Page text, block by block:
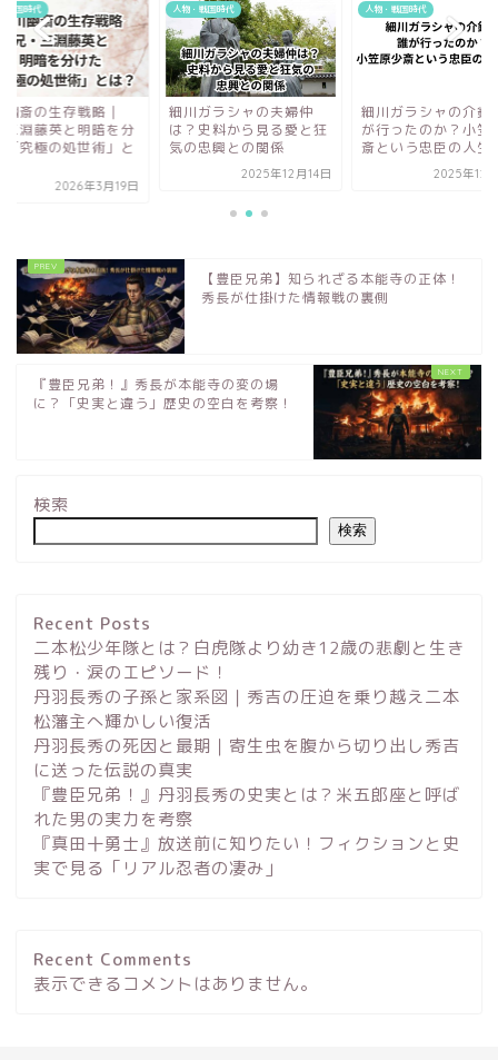
戦国時代
斎の生存戦略｜
三淵藤英と明暗を分
「究極の処世術」と
2026年3月19日
人物・戦国時代
細川ガラシャの夫婦仲
は？史料から見る愛と狂
気の忠興との関係
2025年12月14日
人物・戦国時代
細川ガラシャの介錯
が行ったのか？小笠
斎という忠臣の人生
2025年12
【豊臣兄弟】知られざる本能寺の正体！
秀長が仕掛けた情報戦の裏側
『豊臣兄弟！』秀長が本能寺の変の場
に？「史実と違う」歴史の空白を考察！
検索
検索
Recent Posts
二本松少年隊とは？白虎隊より幼き12歳の悲劇と生き
残り・涙のエピソード！
丹羽長秀の子孫と家系図｜秀吉の圧迫を乗り越え二本
松藩主へ輝かしい復活
丹羽長秀の死因と最期｜寄生虫を腹から切り出し秀吉
に送った伝説の真実
『豊臣兄弟！』丹羽長秀の史実とは？米五郎座と呼ば
れた男の実力を考察
『真田十勇士』放送前に知りたい！フィクションと史
実で見る「リアル忍者の凄み」
Recent Comments
表示できるコメントはありません。